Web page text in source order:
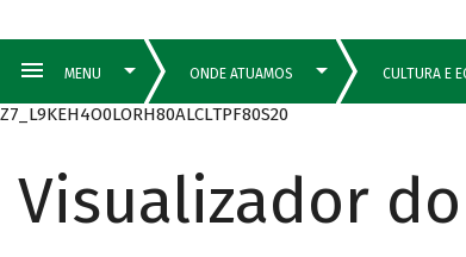
Z7_L9KEH4O0LORH80ALCLTPF80S20
Visualizador